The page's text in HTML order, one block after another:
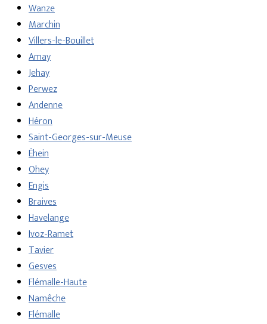
Wanze
Marchin
Villers-le-Bouillet
Amay
Jehay
Perwez
Andenne
Héron
Saint-Georges-sur-Meuse
Éhein
Ohey
Engis
Braives
Havelange
Ivoz-Ramet
Tavier
Gesves
Flémalle-Haute
Namêche
Flémalle